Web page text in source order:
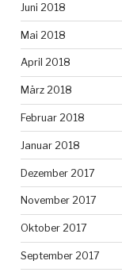
Juni 2018
Mai 2018
April 2018
März 2018
Februar 2018
Januar 2018
Dezember 2017
November 2017
Oktober 2017
September 2017